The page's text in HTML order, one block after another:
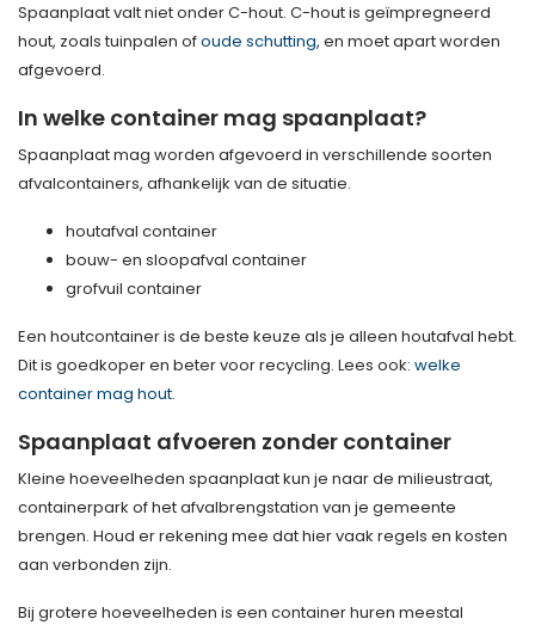
Spaanplaat valt niet onder C-hout. C-hout is geïmpregneerd
hout, zoals tuinpalen ofoude schutting, en moet apart worden
afgevoerd.
In welke container mag spaanplaat?
Spaanplaat mag worden afgevoerd in verschillende soorten
afvalcontainers, afhankelijk van de situatie.
houtafval container
bouw- en sloopafval container
grofvuil container
Een houtcontainer is de beste keuze als je alleen houtafval hebt.
Dit is goedkoper en beter voor recycling. Lees ook: welke
container mag hout.
Spaanplaat afvoeren zonder container
Kleine hoeveelheden spaanplaat kun je naar de milieustraat,
containerpark of het afvalbrengstation van je gemeente
brengen. Houd er rekening mee dat hier vaak regels en kosten
aan verbonden zijn.
Bij grotere hoeveelheden is een container huren meestal